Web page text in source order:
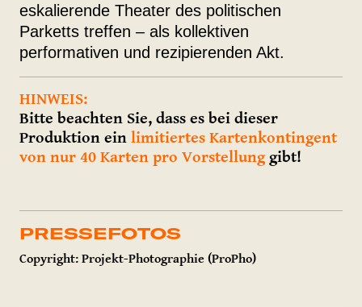
eskalierende Theater des politischen
Parketts treffen – als kollektiven
performativen und rezipierenden Akt.
HINWEIS:
Bitte beachten Sie, dass es bei dieser
Produktion ein limitiertes Kartenkontingent
von nur 40 Karten pro Vorstellunggibt!
PRESSEFOTOS
Copyright: Projekt-Photographie (ProPho)